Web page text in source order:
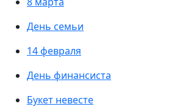
День семьи
14 февраля
День финансиста
Букет невесте